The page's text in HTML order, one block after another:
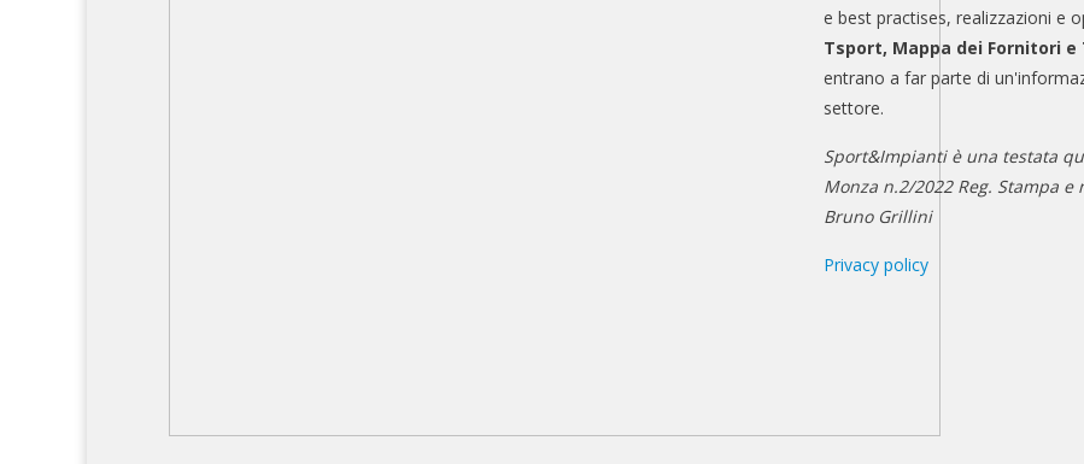
e best practises, realizzazioni e
Tsport, Mappa dei Fornitori
entrano a far parte di
settore.
Sport&Impianti è una testata
Monza n.2/2022 Reg. Stampa
Bruno Grillini
Privacy policy